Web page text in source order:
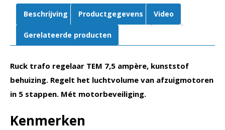
aantal
Beschrijving Productgegevens Video
Gerelateerde producten
Ruck trafo regelaar TEM 7,5 ampère, kunststof
behuizing. Regelt het luchtvolume van afzuigmotoren
in 5 stappen. Mét motorbeveiliging.
Kenmerken